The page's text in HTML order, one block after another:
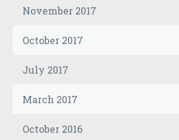
November 2017
October 2017
July 2017
March 2017
October 2016